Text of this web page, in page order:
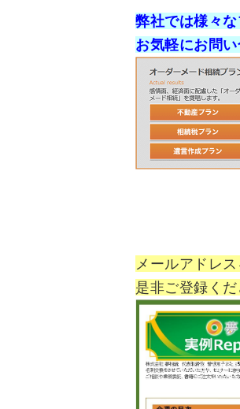
弊社では様々な
お気軽にお問い
メールアドレ
是非ご登録く